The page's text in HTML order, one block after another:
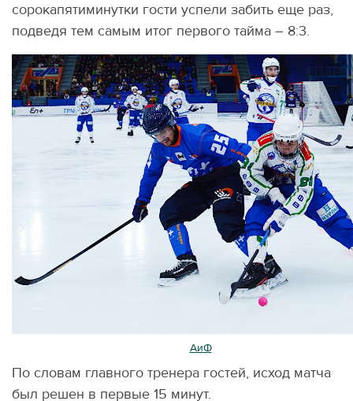
сорокапятиминутки гости успели забить еще раз,
подведя тем самым итог первого тайма – 8:3.
АиФ/ Анна Попова
По словам главного тренера гостей, исход матча
был решен в первые 15 минут.